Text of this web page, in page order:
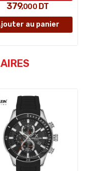
379,000DT
au panier